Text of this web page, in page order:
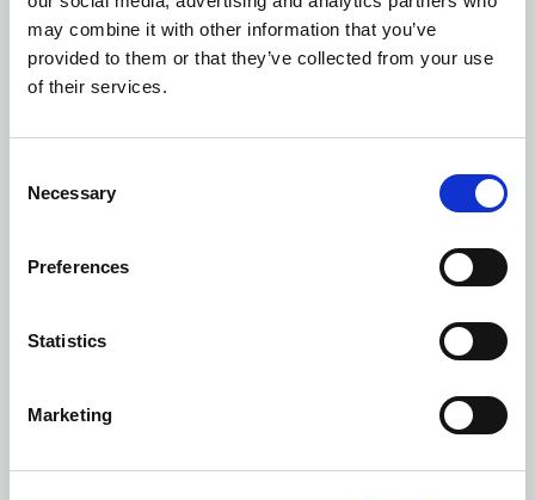
may combine it with other information that you’ve
provided to them or that they’ve collected from your use
of their services.
Selection
Necessary
Preferences
Statistics
Marketing